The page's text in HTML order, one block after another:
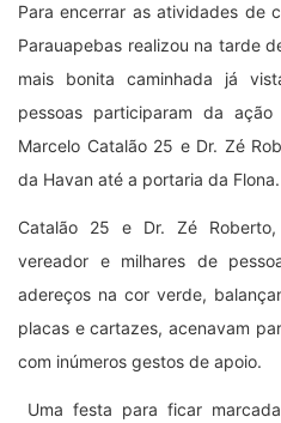
Para encerrar as atividades de
Parauapebas realizou na tarde
mais bonita caminhada já
pessoas participaram da
Marcelo Catalão 25 e Dr. Zé
da Havan até a portaria da Flona.
Catalão 25 e Dr. Zé
vereador e milhares de
adereços na cor verde,
placas e cartazes, acenavam
com inúmeros gestos de apoio.
Uma festa para ficar